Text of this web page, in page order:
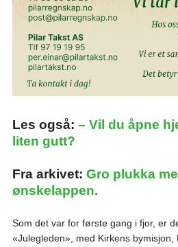
Les også: – Vil du åpne
liten gutt?
Fra arkivet: Gro plukka
ønskelappen.
Som det var for første gang i fjor, er
«Julegleden», med Kirkens